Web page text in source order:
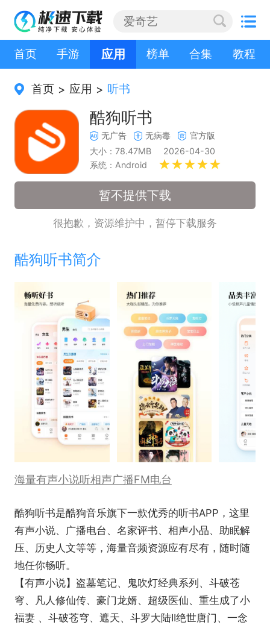
首页 手游 应用 榜单 合集 教程
首页 > 应用 > 听书
酷狗听书
无广告 无病毒
官方版
大小：78.47MB
2026-04-30
系统：Android
暂不提供下载
很抱歉，资源维护中，暂停下载服务
酷狗听书简介
海量有声小说听相声广播FM电台
酷狗听书是酷狗音乐旗下一款优秀的听书APP，这里
有声小说、广播电台、名家评书、相声小品、助眠解
压、历史人文等等，海量音频资源应有尽有，随时随
地任你畅听。
【有声小说】盗墓笔记、鬼吹灯经典系列、斗破苍
穹、凡人修仙传、豪门龙婿、超级医仙、重生成了小
福妻 、斗破苍穹、遮天、斗罗大陆II绝世唐门、一念